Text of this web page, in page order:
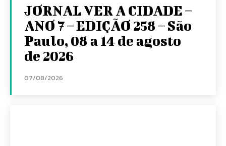
JORNAL VER A CIDADE –
ANO 7 – EDIÇÃO 258 – São
Paulo, 08 a 14 de agosto
de 2026
07/08/2026